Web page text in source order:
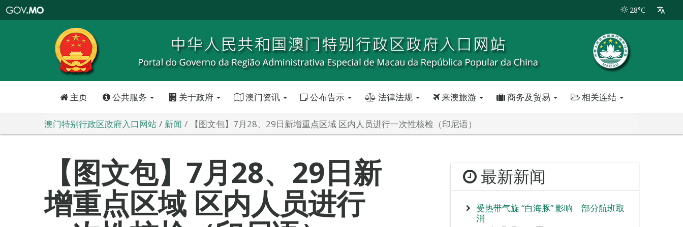
特
政
区
政
口
28°C
主页 公共服务 关于政府 澳门资讯 公布告示 法律法规 来澳旅游 商务及贸易 相关连结
澳门特别行政区政府入口网站 新闻 【图文包】7月28、29日新增重点区域 区内人员进行一次性核检（印尼语）
【图文包】7月28、29日新
增重点区域 区内人员进行
最新新闻
受热带气旋 “白海豚” 影响 部分航班取
消